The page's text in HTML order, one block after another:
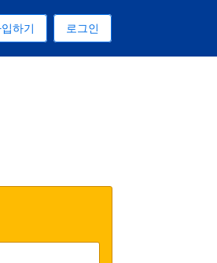
니다
어입니다
으실 수 있습니다
하기 로그인